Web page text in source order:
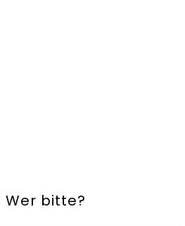
Wer bitte?